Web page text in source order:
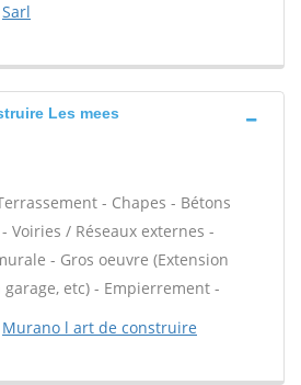
Sarl
Les mees
- Chapes - Bétons
/ Réseaux externes -
- Gros oeuvre (Extension
etc) - Empierrement -
Murano l art de construire